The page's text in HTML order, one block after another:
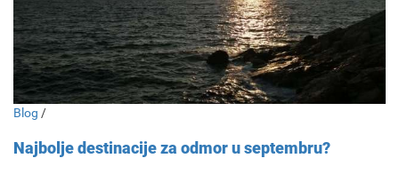
Blog /
Najbolje destinacije za odmor u septembru?